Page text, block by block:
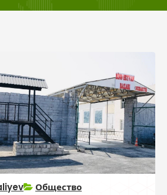
Общество